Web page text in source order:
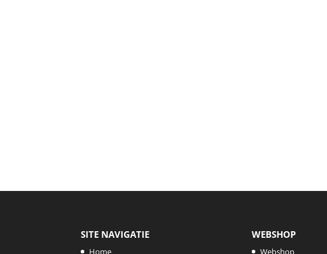
SITE NAVIGATIE
Home
WEBSHOP
Webshop